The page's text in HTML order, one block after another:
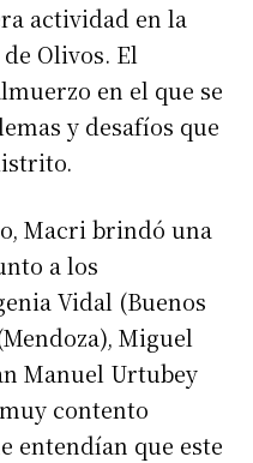
actividad en la
Olivos. El
en el que se
y desafíos que
Macri brindó una
a los
Vidal (Buenos
Miguel
Manuel Urtubey
contento
entendían que este